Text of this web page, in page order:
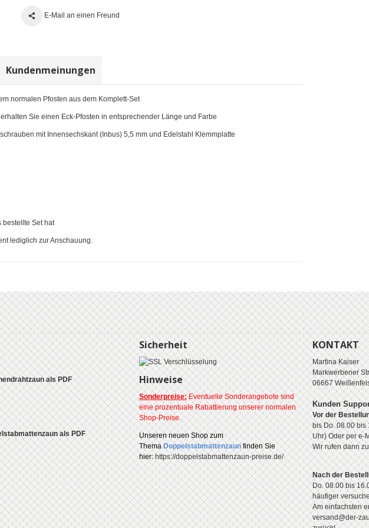
E-Mail an einen Freund
Kundenmeinungen
normalen Pfosten aus dem Komplett-Set
Sie einen Eck-Pfosten in entsprechender Länge und Farbe
mit Innensechskant (Inbus) 5,5 mm und Edelstahl Klemmplatte
bestellte Set hat
lediglich zur Anschauung.
als PDF
als PDF
Sicherheit
Hinweise
Sonderpreise:Eventuelle Sonderangebote sind
eine prozentuale Rabattierung unserer normalen
Shop-Preise.
Unserenneuen Shop zum
ThemaDoppelstabmattenzaun finden Sie
hier:https://doppelstabmattenzaun-preise.de/
KONTAKT
Martina Kaiser
Markwerbener
06667
Kunden
Vor der
bis Do. 08.00 bis
Uhr)Oder per e-
Wir rufen dann
Nach der
Do. 08.00 bis
häufiger
Am einfachsten
versand@der-